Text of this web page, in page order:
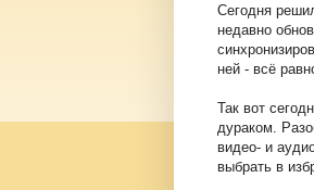
Сегодня
недавно
ней - всё
Так вот
дураком.
видео- и
выбрать в